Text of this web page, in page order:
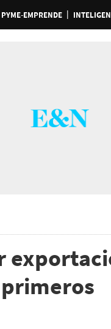
PYME-EMPRENDE